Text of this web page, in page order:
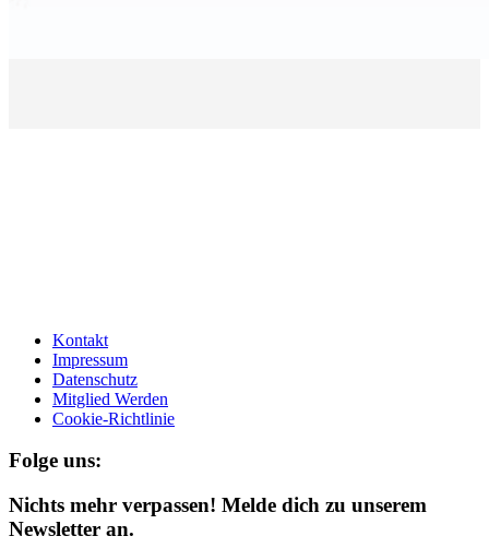
Kontakt
Impressum
Datenschutz
Mitglied Werden
Cookie-Richtlinie
Folge uns:
Nichts mehr verpassen! Melde dich zu unserem
Newsletter an.